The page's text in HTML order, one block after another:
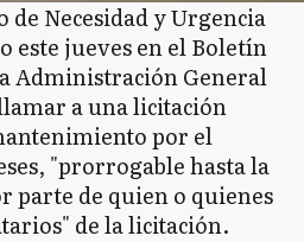
de Necesidad y Urgencia
este jueves en el Boletín
Administración General
a una licitación
por el
"prorrogable hasta la
parte de quien o quienes
de la licitación.